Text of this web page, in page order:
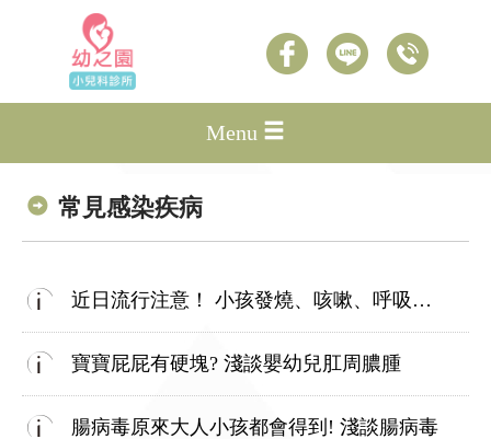
Menu
常見感染疾病
近日流行注意！ 小孩發燒、咳嗽、呼吸喘？ 小心人類間質肺炎病毒(hMPV)
寶寶屁屁有硬塊? 淺談嬰幼兒肛周膿腫
腸病毒原來大人小孩都會得到! 淺談腸病毒